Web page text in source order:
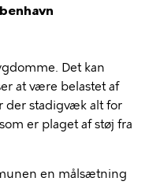
Det kan
at være belastet af
der stadigvæk alt for
er plaget af støj fra
en målsætning